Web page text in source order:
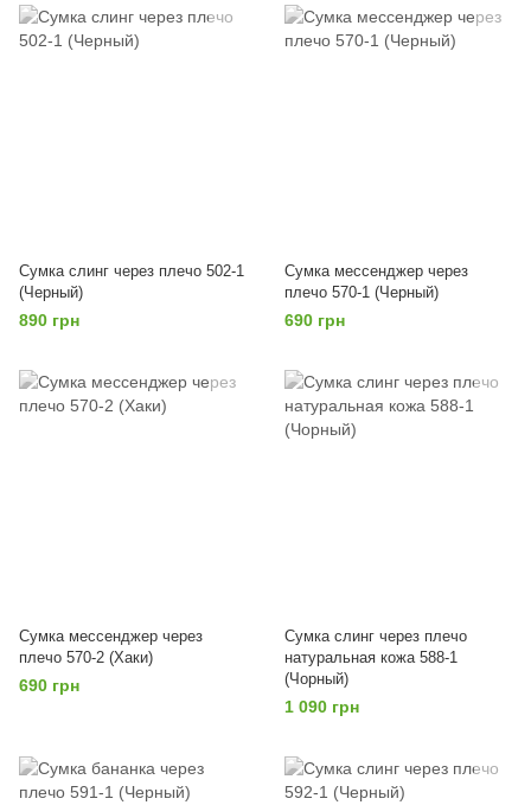
Сумка слинг через плечо 502-1
(Черный)
890 грн
Сумка мессенджер через
плечо 570-1 (Черный)
690 грн
Сумка мессенджер через
плечо 570-2 (Хаки)
690 грн
Сумка слинг через плечо
натуральная кожа 588-1
(Чорный)
1 090 грн